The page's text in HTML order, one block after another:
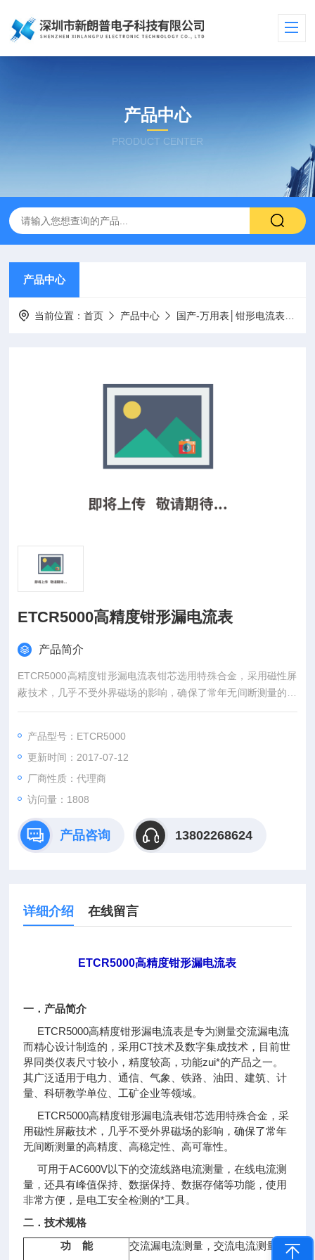
产品中心
PRODUCT CENTER
产品中心
当前位置：首页 产品中心 国产-万用表│钳形电流表│功率表
ETCR5000高精度钳形漏电流表
产品简介
ETCR5000高精度钳形漏电流表钳芯选用特殊合金，采用磁性屏
蔽技术，几乎不受外界磁场的影响，确保了常年无间断测量的高
精度、高稳定性、高可靠性。可用于AC600V以下的交流线路电
等功能，使用非常方便，是电工安全检测的*工具。
产品型号：ETCR5000
更新时间：2017-07-12
厂商性质：代理商
访问量：1808
产品咨询 13802268624
详细介绍 在线留言
ETCR5000高精度钳形漏电流表
一．产品简介
ETCR5000高精度钳形漏电流表是专为测量交流漏电流
而精心设计制造的，采用CT技术及数字集成技术，目前世
界同类仪表尺寸较小，精度较高，功能zui*的产品之一。
其广泛适用于电力、通信、气象、铁路、油田、建筑、计
量、科研教学单位、工矿企业等领域。
ETCR5000高精度钳形漏电流表钳芯选用特殊合金，采
用磁性屏蔽技术，几乎不受外界磁场的影响，确保了常年
无间断测量的高精度、高稳定性、高可靠性。
可用于AC600V以下的交流线路电流测量，在线电流测
量，还具有峰值保持、数据保持、数据存储等功能，使用
非常方便，是电工安全检测的*工具。
二．技术规格
功 能
交流漏电流测量，交流电流测量，在线